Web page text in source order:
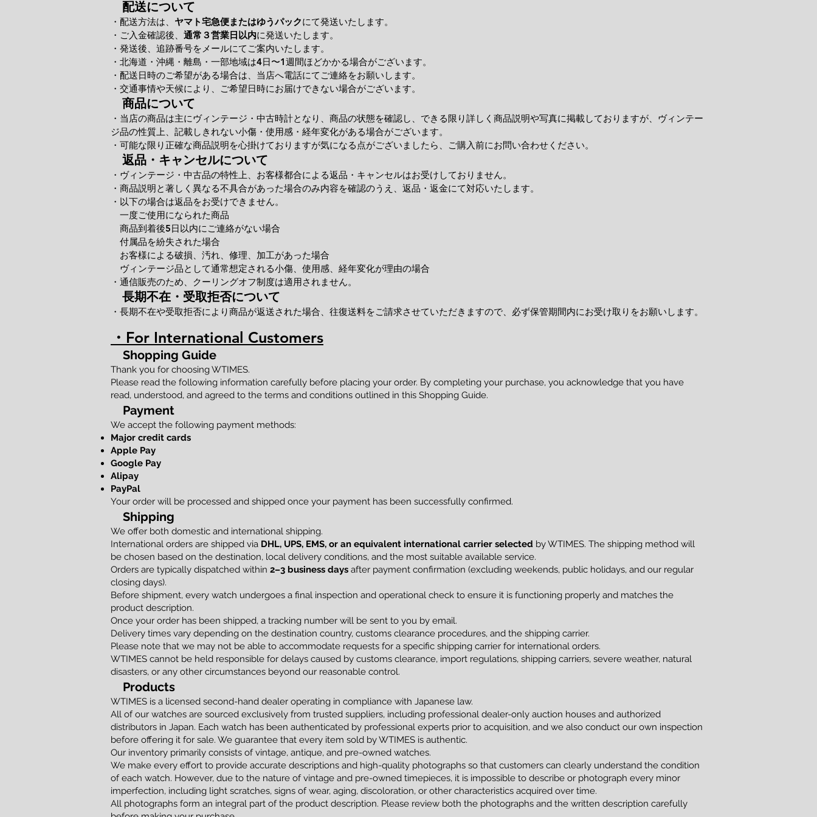
配送について
・配送方法は、 ヤマト宅急便またはゆうパックにて発送いたします。
・ご入金確認後、 通常３営業日以内に発送いたします。
・発送後、追跡番号をメールにてご案内いたします。
・北海道・沖縄・離島・一部地域は4日〜1週間ほどかかる場合がございます。
・配送日時のご希望がある場合は、当店へ電話にてご連絡をお願いします。
・交通事情や天候により、ご希望日時にお届けできない場合がございます。
商品について
・当店の商品は主にヴィンテージ・中古時計となり、商品の状態を確認し、できる限り詳しく商品説明や写真に掲載しておりますが、ヴィンテー
ジ品の性質上、記載しきれない小傷・使用感・経年変化がある場合がございます。
・可能な限り正確な商品説明を心掛けておりますが気になる点がございましたら、ご購入前にお問い合わせください。
返品・キャンセルについて
・ヴィンテージ・中古品の特性上、お客様都合による返品・キャンセルはお受けしておりません。
・商品説明と著しく異なる不具合があった場合のみ内容を確認のうえ、返品・返金にて対応いたします。
・以下の場合は返品をお受けできません。
一度ご使用になられた商品
商品到着後5日以内にご連絡がない場合
付属品を紛失された場合
お客様による破損、汚れ、修理、加工があった場合
ヴィンテージ品として通常想定される小傷、使用感、経年変化が理由の場合
・通信販売のため、クーリングオフ制度は適用されません。
長期不在・受取拒否について
・長期不在や受取拒否により商品が返送された場合、往復送料をご請求させていただきますので、必ず保管期間内にお受け取りをお願いします。
・For International Customers
Shopping Guide
Thank you for choosing WTIMES.
Please read the following information carefully before placing your order. By completing your purchase, you acknowledge that you have
read, understood, and agreed to the terms and conditions outlined in this Shopping Guide.
Payment
We accept the following payment methods:
Major credit cards
Apple Pay
Google Pay
Alipay
PayPal
Your order will be processed and shipped once your payment has been successfully confirmed.
Shipping
We offer both domestic and international shipping.
International orders are shipped via DHL, UPS, EMS, or an equivalent international carrier selected by WTIMES. The shipping method will
be chosen based on the destination, local delivery conditions, and the most suitable available service.
Orders are typically dispatched within 2–3 business days after payment confirmation (excluding weekends, public holidays, and our regular
closing days).
Before shipment, every watch undergoes a final inspection and operational check to ensure it is functioning properly and matches the
product description.
Once your order has been shipped, a tracking number will be sent to you by email.
Delivery times vary depending on the destination country, customs clearance procedures, and the shipping carrier.
Please note that we may not be able to accommodate requests for a specific shipping carrier for international orders.
WTIMES cannot be held responsible for delays caused by customs clearance, import regulations, shipping carriers, severe weather, natural
disasters, or any other circumstances beyond our reasonable control.
Products
WTIMES is a licensed second-hand dealer operating in compliance with Japanese law.
All of our watches are sourced exclusively from trusted suppliers, including professional dealer-only auction houses and authorized
distributors in Japan. Each watch has been authenticated by professional experts prior to acquisition, and we also conduct our own inspection
before offering it for sale. We guarantee that every item sold by WTIMES is authentic.
Our inventory primarily consists of vintage, antique, and pre-owned watches.
We make every effort to provide accurate descriptions and high-quality photographs so that customers can clearly understand the condition
of each watch. However, due to the nature of vintage and pre-owned timepieces, it is impossible to describe or photograph every minor
imperfection, including light scratches, signs of wear, aging, discoloration, or other characteristics acquired over time.
All photographs form an integral part of the product description. Please review both the photographs and the written description carefully